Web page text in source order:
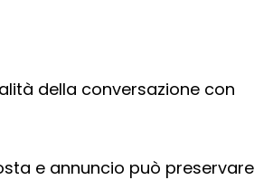
della conversazione con
e annuncio può preservare